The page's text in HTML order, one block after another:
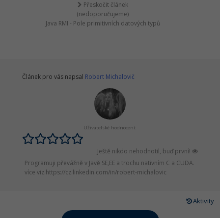
Přeskočit článek
(nedoporučujeme)
Java RMI - Pole primitivních datových typů
Článek pro vás napsal Robert Michalovič
Uživatelské hodnocení:
Ještě nikdo nehodnotil, buď první!
Programuji převážně v Javě SE,EE a trochu nativním C a CUDA.
více viz.https://cz.linkedin.com/in/robert-michalovic
Aktivity